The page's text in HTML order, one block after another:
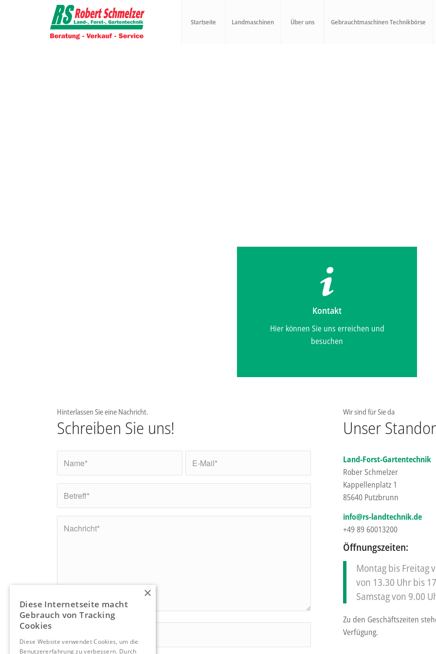
Startseite Landmaschinen Über uns Gebrauchtmaschinen Technikbörse
Kontakt
Hier können Sie uns erreichen und
besuchen
Hinterlassen Sie eine Nachricht.
Schreiben Sie uns!
Wir sind für Sie da
Unser
Land-Forst-Gartentechnik
Rober Schmelzer
Kappellenplatz 1
85640 Putzbrunn
info@rs-landtechnik.de
+49 89 60013200
Öffnungszeiten:
Montag bis Freitag
von 13.30 Uhr bis
Samstag von 9.00
Zu den Geschäftszeiten
Verfügung.
×
Diese Internetseite macht
Gebrauch von Tracking
Cookies
Diese Website verwendet Cookies, um die
Benutzererfahrung zu verbessern. Durch